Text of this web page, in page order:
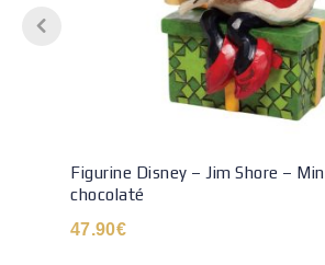
Figurine Disney – Jim Shore –
chocolaté
47.90€